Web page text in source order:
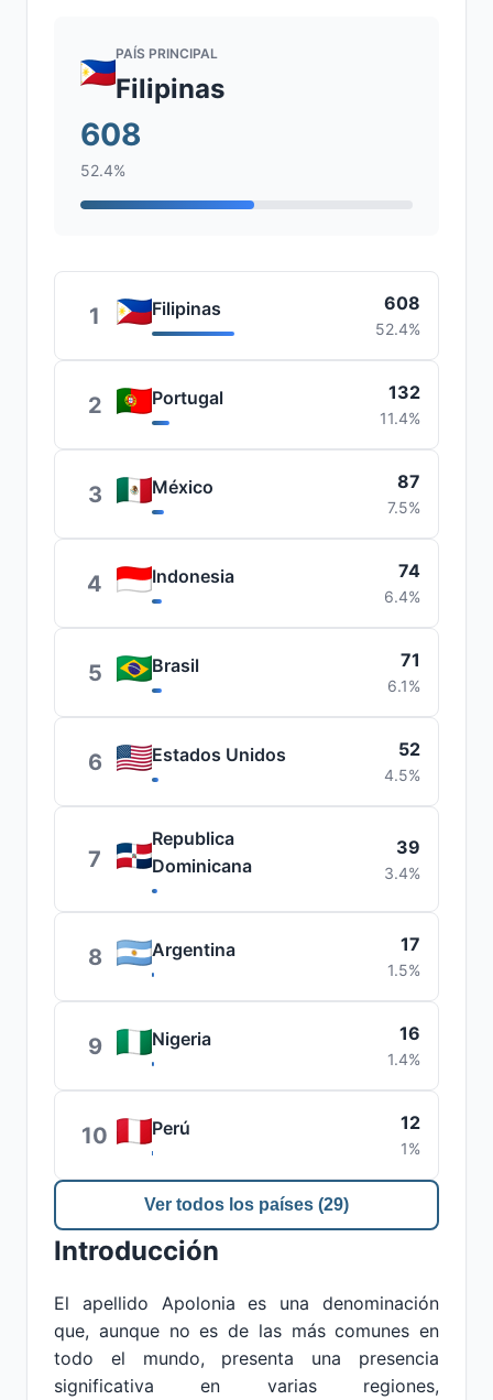
PAÍS PRINCIPAL
Filipinas
608
52.4%
1 Filipinas 608
52.4%
2 Portugal 132
11.4%
3 México 87
7.5%
4 Indonesia 74
6.4%
5 Brasil 71
6.1%
6 Estados Unidos 52
4.5%
7
Republica
Dominicana
39
3.4%
8 Argentina 17
1.5%
9 Nigeria 16
1.4%
10 Perú 12
1%
Ver todos los países (29)
Introducción
El apellido Apolonia es una denominación
que, aunque no es de las más comunes en
todo el mundo, presenta una presencia
significativa en varias regiones,